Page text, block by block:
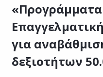
«Προγράμματα
για
δεξιοτήτων